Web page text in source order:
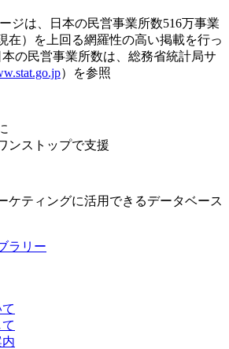
ジは、日本の民営事業所数516万事業
在）を上回る網羅性の高い掲載を行っ
の民営事業所数は、総務省統計局サ
）を参照
ンストップで支援
ケティングに活用できるデータベース